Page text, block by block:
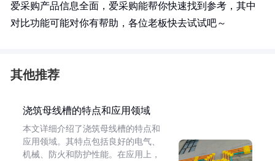
爱采购产品信息全面，爱采购能帮你快速找到参考，其中
对比功能可能对你有帮助，各位老板快去试试吧～
其他推荐
浇筑母线槽的特点和应用领域
本文详细介绍了浇筑母线槽的特点和
应用领域。其特点包括良好的电气、
机械、防火和防护性能。在应用上，